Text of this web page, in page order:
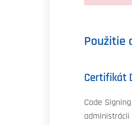
Použitie
Certifikát
Code
administrácii